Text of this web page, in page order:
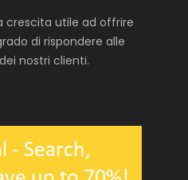
crescita utile ad offrire
di rispondere alle
nostri clienti.